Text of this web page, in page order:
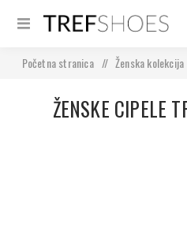
Početna stranica / Ženska kolekcija
ŽENSKE CIPELE